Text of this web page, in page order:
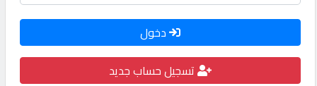
كارز
دخول
تسجيل حساب جديد